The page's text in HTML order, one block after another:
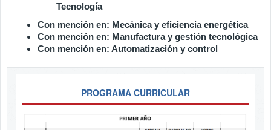
Tecnología
Con mención en: Mecánica y eficiencia energética
Con mención en: Manufactura y gestión tecnológica
Con mención en: Automatización y control
PROGRAMA CURRICULAR